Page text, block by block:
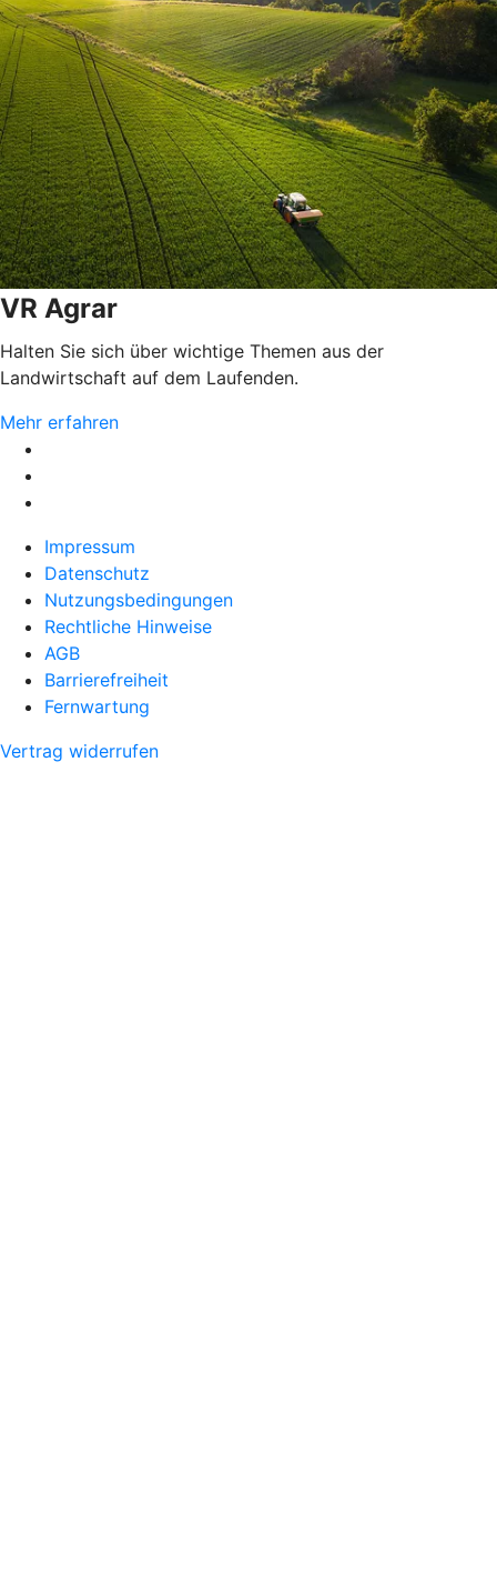
VR Agrar
Halten Sie sich über wichtige Themen aus der
Landwirtschaft auf dem Laufenden.
Mehr erfahren
Impressum
Datenschutz
Nutzungsbedingungen
Rechtliche Hinweise
AGB
Barrierefreiheit
Fernwartung
Vertrag widerrufen